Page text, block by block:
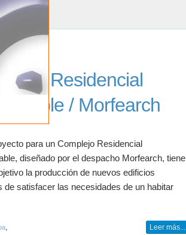
.
Residencial
/ Morfearch
para un Complejo Residencial
diseñado por el despacho Morfearch, tiene
la producción de nuevos edificios
de satisfacer las necesidades de un habitar
, Leer más...